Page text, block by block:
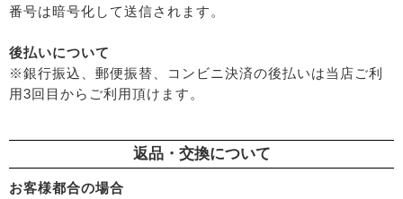
番号は暗号化して送信されます。
後払いについて
※銀行振込、郵便振替、コンビニ決済の後払いは当店ご利
用3回目からご利用頂けます。
返品・交換について
お客様都合の場合